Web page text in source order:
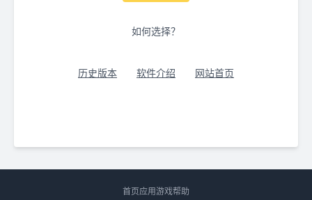
如何选择？
历史版本 软件介绍 网站首页
首页应用游戏帮助